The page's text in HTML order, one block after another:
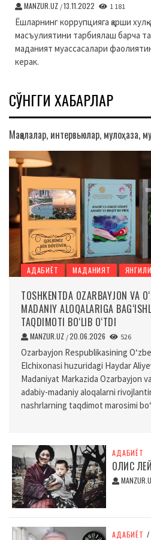
MANZUR.UZ /13.11.2022 1 181
Ёшларнинг коррупцияга қарши
масъулиятини тарбиялаш барча
маданият муассасалари
керак.
СЎНГГИ ХАБАРЛАР
Мақолалар, интервьюлар, мулоҳаза,
АДАБИЁТ МАДАНИЯТ
TOSHKENTDA OZARBAYJON VA
MADANIY ALOQALARIGA
TAQDIMOTI BO‘LIB O‘TDI
MANZUR.UZ /20.06.2026 526
Ozarbayjon Respublikasining
Elchixonasi huzuridagi Haydar
Madaniyat Markazida Ozarbayjon
adabiy-madaniy aloqalarni
nashrlarning taqdimot marosimi
АДАБИЁТ
ОЛИС
АДАБИЁТ /